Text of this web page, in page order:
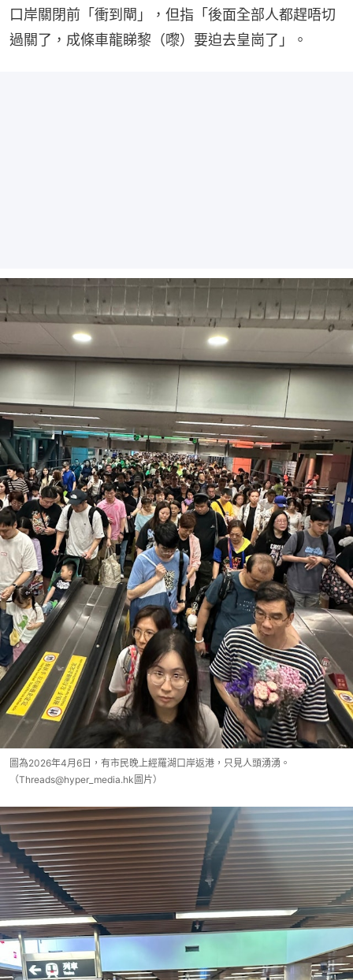
口岸關閉前「衝到閘」，但指「後面全部人都趕唔切
過關了，成條車龍睇黎（嚟）要迫去皇崗了」。
圖為2026年4月6日，有市民晚上經羅湖口岸返港，只見人頭湧湧。
（Threads@hyper_media.hk圖片）